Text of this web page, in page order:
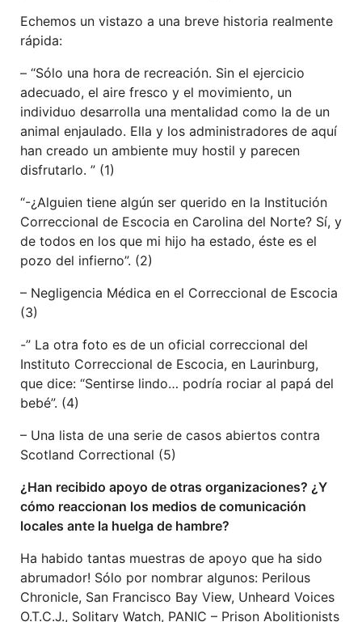
Echemos un vistazo a una breve historia realmente
rápida:
– “Sólo una hora de recreación. Sin el ejercicio
adecuado, el aire fresco y el movimiento, un
individuo desarrolla una mentalidad como la de un
animal enjaulado. Ella y los administradores de aquí
han creado un ambiente muy hostil y parecen
disfrutarlo. ” (1)
“-¿Alguien tiene algún ser querido en la Institución
Correccional de Escocia en Carolina del Norte? Sí, y
de todos en los que mi hijo ha estado, éste es el
pozo del infierno”. (2)
– Negligencia Médica en el Correccional de Escocia
(3)
-” La otra foto es de un oficial correccional del
Instituto Correccional de Escocia, en Laurinburg,
que dice: “Sentirse lindo… podría rociar al papá del
bebé”. (4)
– Una lista de una serie de casos abiertos contra
Scotland Correctional (5)
¿Han recibido apoyo de otras organizaciones? ¿Y
cómo reaccionan los medios de comunicación
locales ante la huelga de hambre?
Ha habido tantas muestras de apoyo que ha sido
abrumador! Sólo por nombrar algunos: Perilous
Chronicle, San Francisco Bay View, Unheard Voices
O.T.C.J., Solitary Watch, PANIC – Prison Abolitionists